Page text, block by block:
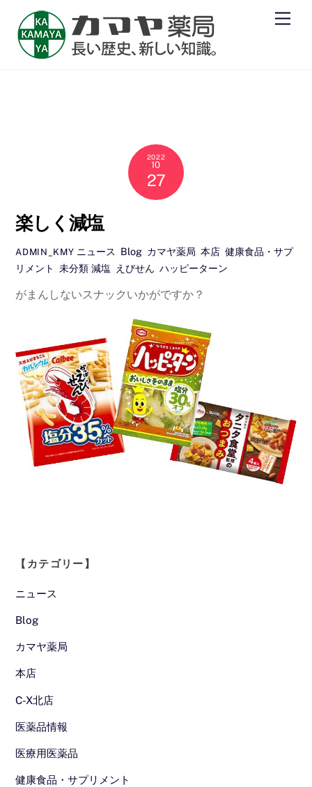
content
2022
10
27
楽しく減塩
ADMIN_KMY ニュース Blog カマヤ薬局 ,本店 ,健康食品・サプ
リメント ,未分類 減塩 えびせん ,ハッピーターン
がまんしないスナックいかがですか？
【カテゴリー】
ニュース
Blog
カマヤ薬局
本店
C-X北店
医薬品情報
医療用医薬品
健康食品・サプリメント